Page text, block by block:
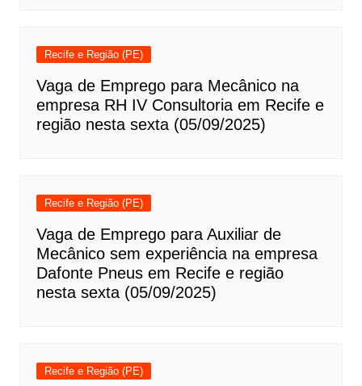
Recife e Região (PE)
Vaga de Emprego para Mecânico na
empresa RH IV Consultoria em Recife e
região nesta sexta (05/09/2025)
Recife e Região (PE)
Vaga de Emprego para Auxiliar de
Mecânico sem experiência na empresa
Dafonte Pneus em Recife e região
nesta sexta (05/09/2025)
Recife e Região (PE)